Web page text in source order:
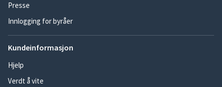
Presse
Innlogging for byråer
Kundeinformasjon
Hjelp
Verdt å vite